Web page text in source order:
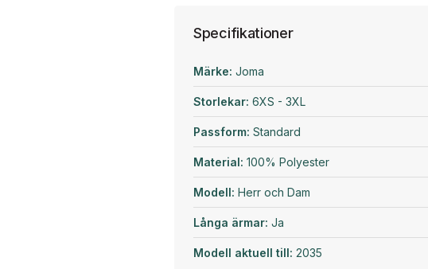
Specifikationer
Märke: Joma
Storlekar: 6XS - 3XL
Passform: Standard
Material: 100% Polyester
Modell: Herr och Dam
Långa ärmar: Ja
Modell aktuell till: 2035